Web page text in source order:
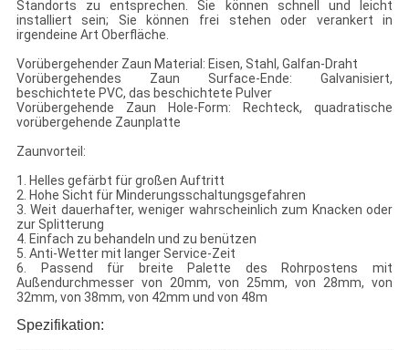
Standorts zu entsprechen. Sie können schnell und leicht
installiert sein; Sie können frei stehen oder verankert in
irgendeine Art Oberfläche.
Vorübergehender Zaun Material: Eisen, Stahl, Galfan-Draht
Vorübergehendes Zaun Surface-Ende: Galvanisiert,
beschichtete PVC, das beschichtete Pulver
Vorübergehende Zaun Hole-Form: Rechteck, quadratische
vorübergehende Zaunplatte
Zaunvorteil:
1. Helles gefärbt für großen Auftritt
2. Hohe Sicht für Minderungsschaltungsgefahren
3. Weit dauerhafter, weniger wahrscheinlich zum Knacken oder
zur Splitterung
4. Einfach zu behandeln und zu benützen
5. Anti-Wetter mit langer Service-Zeit
6. Passend für breite Palette des Rohrpostens mit
Außendurchmesser von 20mm, von 25mm, von 28mm, von
32mm, von 38mm, von 42mm und von 48m
Spezifikation: